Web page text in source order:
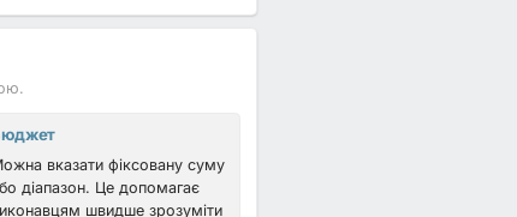
вказати фіксовану суму
діапазон. Це допомагає
швидше зрозуміти